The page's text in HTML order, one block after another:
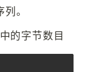
。
的字节数目